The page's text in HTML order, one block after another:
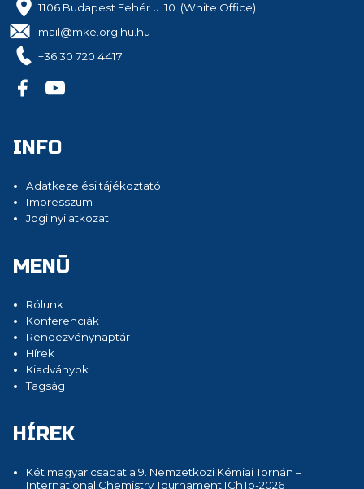
1106 Budapest Fehér u. 10. (White Office)
mail@mke.org.hu.hu
+36 30 720 4417
INFO
Adatkezelési tájékoztató
Impresszum
Jogi nyilatkozat
MENÜ
Rólunk
Konferenciák
Rendezvénynaptár
Hírek
Kiadványok
Tagság
HÍREK
Két magyar csapat a 9. Nemzetközi Kémiai Tornán –
International Chemistry Tournament IChTo-2026